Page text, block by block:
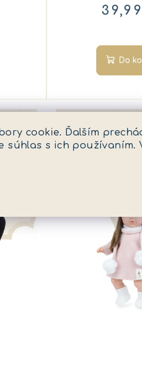
cookie. Ďalším
súhlas s ich používaním.
Do